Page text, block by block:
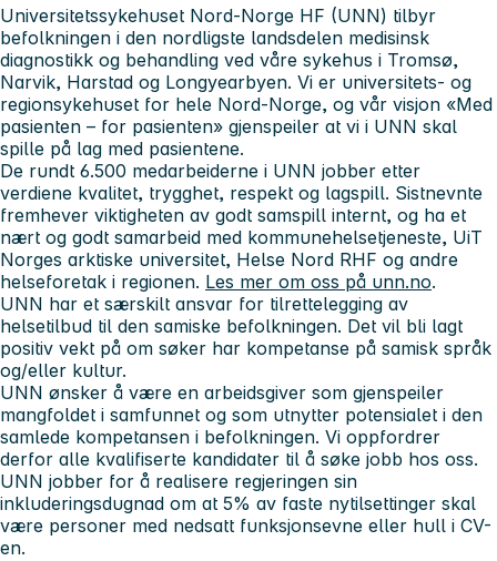
Universitetssykehuset Nord-Norge HF (UNN) tilbyr
befolkningen i den nordligste landsdelen medisinsk
diagnostikk og behandling ved våre sykehus i Tromsø,
Narvik, Harstad og Longyearbyen. Vi er universitets- og
regionsykehuset for hele Nord-Norge, og vår visjon «Med
pasienten – for pasienten» gjenspeiler at vi i UNN skal
spille på lag med pasientene.
De rundt 6.500 medarbeiderne i UNN jobber etter
verdiene kvalitet, trygghet, respekt og lagspill. Sistnevnte
fremhever viktigheten av godt samspill internt, og ha et
nært og godt samarbeid med kommunehelsetjeneste, UiT
Norges arktiske universitet, Helse Nord RHF og andre
helseforetak i regionen. Les mer om oss på unn.no.
UNN har et særskilt ansvar for tilrettelegging av
helsetilbud til den samiske befolkningen. Det vil bli lagt
positiv vekt på om søker har kompetanse på samisk språk
og/eller kultur.
UNN ønsker å være en arbeidsgiver som gjenspeiler
mangfoldet i samfunnet og som utnytter potensialet i den
samlede kompetansen i befolkningen. Vi oppfordrer
derfor alle kvalifiserte kandidater til å søke jobb hos oss.
UNN jobber for å realisere regjeringen sin
inkluderingsdugnad om at 5% av faste nytilsettinger skal
være personer med nedsatt funksjonsevne eller hull i CV-
en.